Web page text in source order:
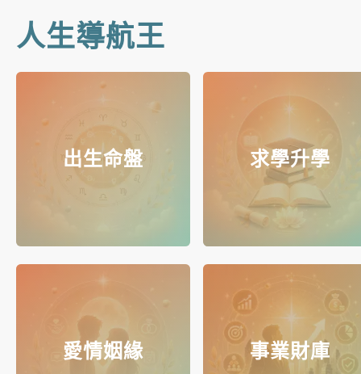
人生導航王
出生命盤 求學升學
愛情姻緣 事業財庫